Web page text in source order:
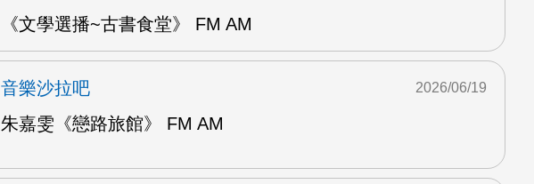
《文學選播~古書食堂》 FM AM
音樂沙拉吧
朱嘉雯《戀路旅館》 FM AM
2026/06/19